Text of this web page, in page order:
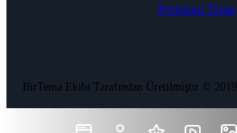
Premium Tema
BirTema Ekibi Tarafından Üretilmiştir © 2019